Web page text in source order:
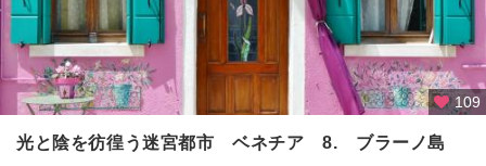
109
光と陰を彷徨う迷宮都市 ベネチア 8. ブラーノ島